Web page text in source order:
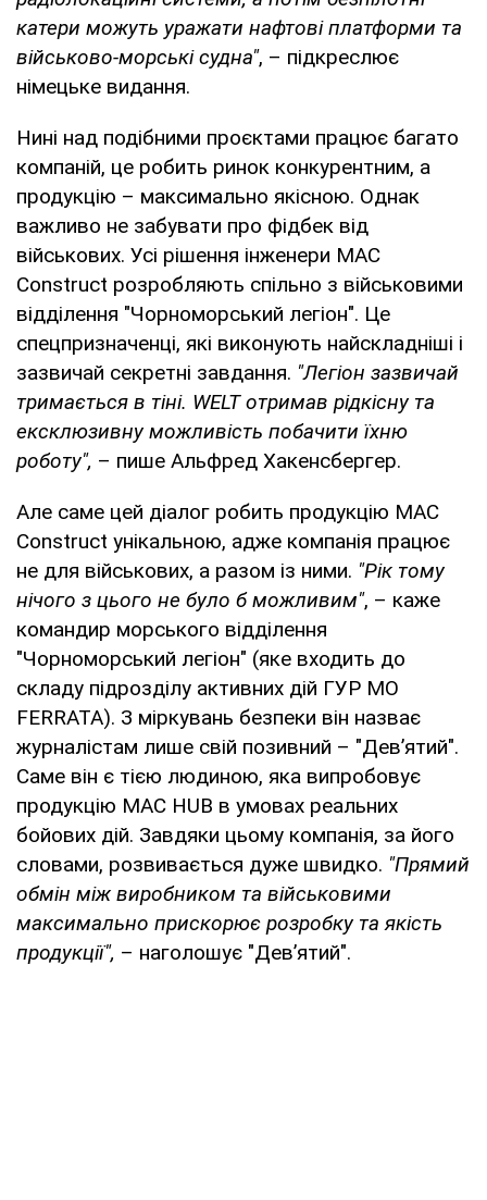
катери можуть уражати нафтові платформи та
військово-морські судна", – підкреслює
німецьке видання.
Нині над подібними проєктами працює багато
компаній, це робить ринок конкурентним, а
продукцію – максимально якісною. Однак
важливо не забувати про фідбек від
військових. Усі рішення інженери MAC
Construct розробляють спільно з військовими
відділення "Чорноморський легіон". Це
спецпризначенці, які виконують найскладніші і
зазвичай секретні завдання. "Легіон зазвичай
тримається в тіні. WELT отримав рідкісну та
ексклюзивну можливість побачити їхню
роботу", – пише Альфред Хакенсбергер.
Але саме цей діалог робить продукцію MAC
Construct унікальною, адже компанія працює
не для військових, а разом із ними. "Рік тому
нічого з цього не було б можливим", – каже
командир морського відділення
"Чорноморський легіон" (яке входить до
складу підрозділу активних дій ГУР МО
FERRATA). З міркувань безпеки він назває
журналістам лише свій позивний – "Дев’ятий".
Саме він є тією людиною, яка випробовує
продукцію MAC HUB в умовах реальних
бойових дій. Завдяки цьому компанія, за його
словами, розвивається дуже швидко. "Прямий
обмін між виробником та військовими
максимально прискорює розробку та якість
продукції", – наголошує "Дев’ятий".